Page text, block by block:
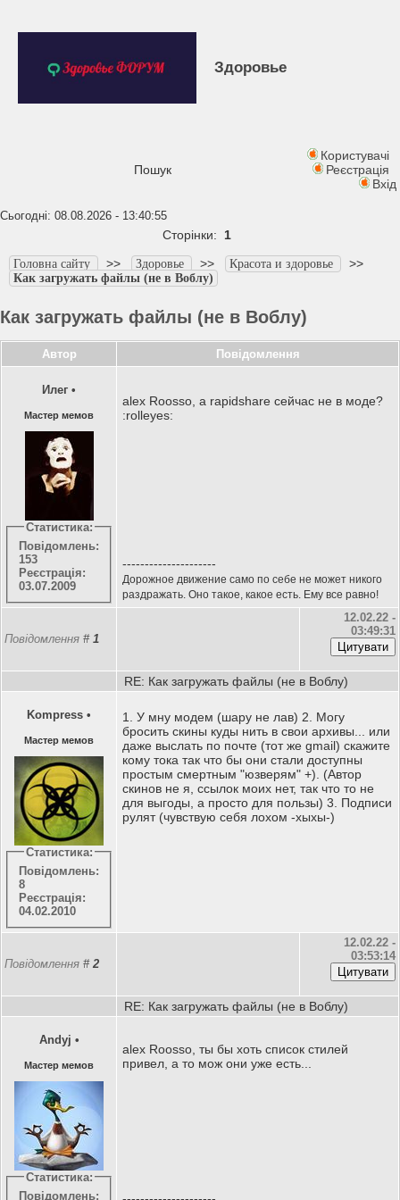
Здоровье
Пошук
Користувачі
Реєстрація
Вхід
Сьогодні: 08.08.2026 - 13:40:55
Сторінки: 1
Головна сайту >> Здоровье >> Красота и здоровье >>
Как загружать файлы (не в Воблу)
Как загружать файлы (не в Воблу)
Автор Повідомлення
Илег •
Мастер мемов
Статистика:
Повідомлень:
153
Реєстрація:
03.07.2009
alex Roosso, а rapidshare сейчас не в моде?
:rolleyes:
---------------------
Дорожное движение само по себе не может никого
раздражать. Оно такое, какое есть. Ему все равно!
Повідомлення # 1
12.02.22 -
03:49:31
RE: Как загружать файлы (не в Воблу)
Kompress •
Мастер мемов
Статистика:
Повідомлень:
8
Реєстрація:
04.02.2010
1. У мну модем (шару не лав) 2. Могу
бросить скины куды нить в свои архивы... или
даже выслать по почте (тот же gmail) скажите
кому тока так что бы они стали доступны
простым смертным "юзверям" +). (Автор
скинов не я, ссылок моих нет, так что то не
для выгоды, а просто для пользы) 3. Подписи
рулят (чувствую себя лохом -хыхы-)
Повідомлення # 2
12.02.22 -
03:53:14
RE: Как загружать файлы (не в Воблу)
Andyj •
Мастер мемов
Статистика:
Повідомлень:
alex Roosso, ты бы хоть список стилей
привел, а то мож они уже есть...